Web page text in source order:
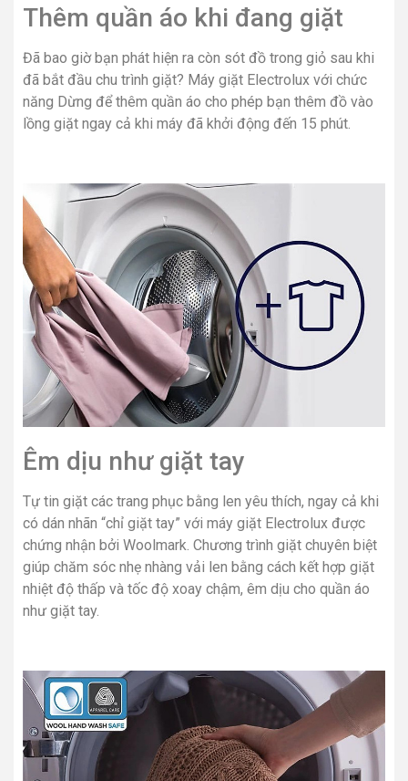
Thêm quần áo khi đang giặt
Đã bao giờ bạn phát hiện ra còn sót đồ trong giỏ sau khi
đã bắt đầu chu trình giặt? Máy giặt Electrolux với chức
năng Dừng để thêm quần áo cho phép bạn thêm đồ vào
lồng giặt ngay cả khi máy đã khởi động đến 15 phút.
Êm dịu như giặt tay
Tự tin giặt các trang phục bằng len yêu thích, ngay cả khi
có dán nhãn “chỉ giặt tay” với máy giặt Electrolux được
chứng nhận bởi Woolmark. Chương trình giặt chuyên biệt
giúp chăm sóc nhẹ nhàng vải len bằng cách kết hợp giặt
nhiệt độ thấp và tốc độ xoay chậm, êm dịu cho quần áo
như giặt tay.